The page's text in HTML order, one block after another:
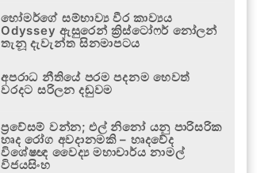
හෝමර්ගේ සම්භාව්‍ය වීර කාව්‍යය
Odyssey ඇසුරෙන් ක්‍රිස්ටෝෆර් නෝලන්
තැනූ දැවැන්ත සිනමාපටය
අපරාධ නීතියේ පරම පදනම හෙවත්
වරදට සරිලන දඬුවම
ප්‍රවේසම් වන්න; එල් නිනෝ යනු පාරිසරික
හෘද රෝග අවදානමකි – හෘදවේද
විශේෂඥ වෛද්‍ය මහාචාර්ය නාමල්
විජයසිංහ